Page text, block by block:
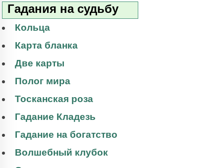
Гадания на судьбу
Кольца
Карта бланка
Две карты
Полог мира
Тосканская роза
Гадание Кладезь
Гадание на богатство
Волшебный клубок